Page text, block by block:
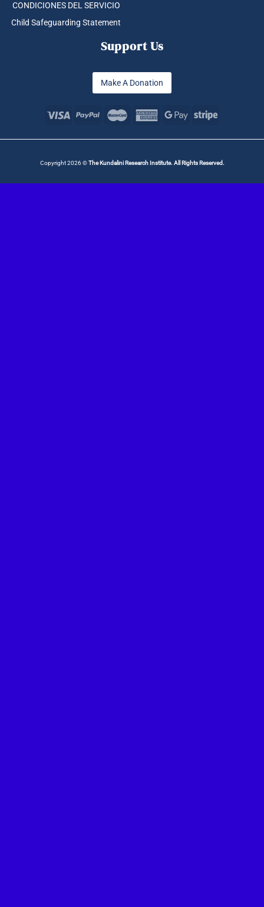
CONDICIONES DEL SERVICIO
Child Safeguarding Statement
Support Us
Make A Donation
Copyright 2026 ©The Kundalini Research Institute. All Rights Reserved.